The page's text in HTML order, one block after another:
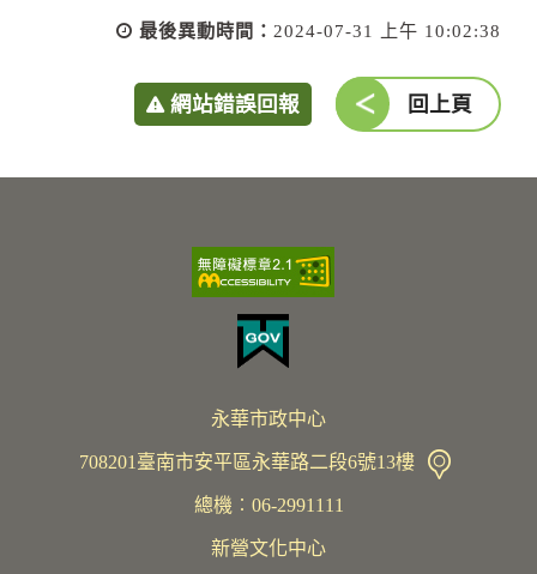
最後異動時間： 2024-07-31 上午 10:02:38
網站錯誤回報 回上頁
永華市政中心
708201臺南市安平區永華路二段6號13樓
總機︰06-2991111
新營文化中心